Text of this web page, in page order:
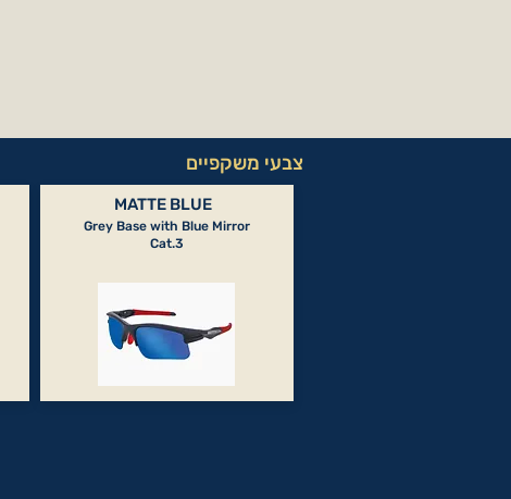
צבעי משקפיים
MATTE BLUE
Grey Base with Blue Mirror
Cat.3